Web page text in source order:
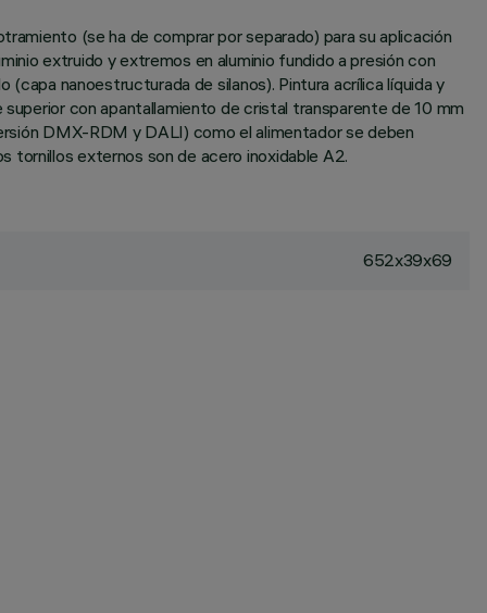
(se ha de comprar por separado) para su aplicación
extruido y extremos en aluminio fundido a presión con
nanoestructurada de silanos). Pintura acrílica líquida y
con apantallamiento de cristal transparente de 10 mm
DMX-RDM y DALI) como el alimentador se deben
tornillos externos son de acero inoxidable A2.
652x39x69